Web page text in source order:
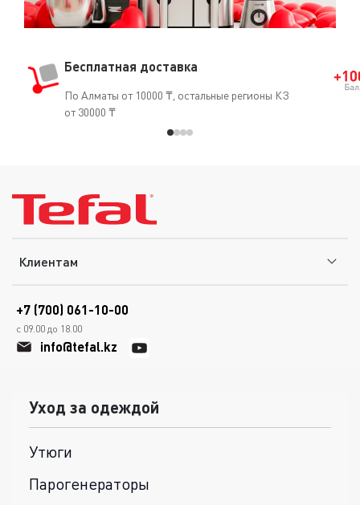
Бесплатная доставка
По Алматы от 10000 ₸, остальные регионы КЗ
от 30000 ₸
Клиентам
+7 (700) 061-10-00
с 09.00 до 18.00
info@tefal.kz
Уход за одеждой
Утюги
Парогенераторы